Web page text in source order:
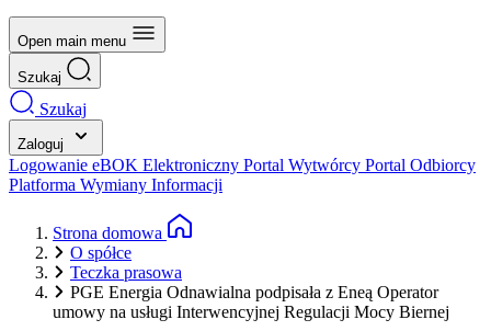
Open main menu
Szukaj
Szukaj
Zaloguj
Logowanie eBOK Elektroniczny Portal Wytwórcy Portal Odbiorcy
Platforma Wymiany Informacji
Strona domowa
O spółce
Teczka prasowa
PGE Energia Odnawialna podpisała z Eneą Operator
umowy na usługi Interwencyjnej Regulacji Mocy Biernej